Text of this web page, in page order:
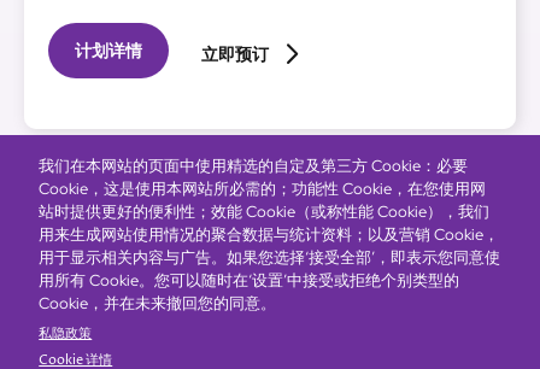
计划详情 立即预订
我们在本网站的页面中使用精选的自定及第三方 Cookie：必要
Cookie，这是使用本网站所必需的；功能性 Cookie，在您使用网
站时提供更好的便利性；效能 Cookie（或称性能 Cookie），我们
用来生成网站使用情况的聚合数据与统计资料；以及营销 Cookie，
用于显示相关内容与广告。如果您选择‘接受全部’，即表示您同意使
用所有 Cookie。您可以随时在‘设置’中接受或拒绝个别类型的
Cookie，并在未来撤回您的同意。
私隐政策
Cookie 详情